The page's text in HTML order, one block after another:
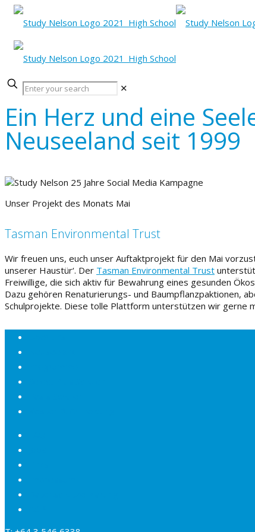
✕
Ein Herz und eine
Neuseeland seit 1999
Unser Projekt des Monats Mai
Tasman Environmental Trust
Wir freuen uns, euch unser Auftaktprojekt für den Mai
unserer Haustür‘. Der Tasman Environmental Trust unter
Freiwillige, die sich aktiv für Bewahrung eines gesunden
Dazu gehören Renaturierungs- und Baumpflanzpaktionen,
Schulprojekte. Diese tolle Plattform unterstützen wir gerne